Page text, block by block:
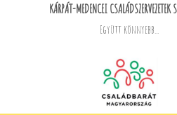
KÁRPÁT-MEDENCEI CSALÁDSZERVEZETEK
Együtt könnyebb...